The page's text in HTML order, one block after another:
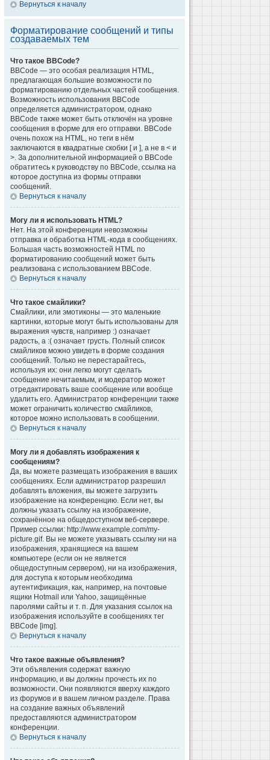
Вернуться к началу
Форматирование сообщений и типы
создаваемых тем
Что такое BBCode?
BBCode — это особая реализация HTML,
предлагающая большие возможности по
форматированию отдельных частей сообщения.
Возможность использования BBCode
определяется администратором, однако
BBCode также может быть отключён на уровне
сообщения в форме для его отправки. BBCode
очень похож на HTML, но теги в нём
заключаются в квадратные скобки [ и ], а не в < и
>. За дополнительной информацией о BBCode
обратитесь к руководству по BBCode, ссылка на
которое доступна из формы отправки
сообщений.
Вернуться к началу
Могу ли я использовать HTML?
Нет. На этой конференции невозможны
отправка и обработка HTML-кода в сообщениях.
Большая часть возможностей HTML по
форматированию сообщений может быть
реализована с использованием BBCode.
Вернуться к началу
Что такое смайлики?
Смайлики, или эмотиконы — это маленькие
картинки, которые могут быть использованы для
выражения чувств, например :) означает
радость, а :( означает грусть. Полный список
смайликов можно увидеть в форме создания
сообщений. Только не перестарайтесь,
используя их: они легко могут сделать
сообщение нечитаемым, и модератор может
отредактировать ваше сообщение или вообще
удалить его. Администратор конференции также
может ограничить количество смайликов,
которое можно использовать в сообщении.
Вернуться к началу
Могу ли я добавлять изображения к
сообщениям?
Да, вы можете размещать изображения в ваших
сообщениях. Если администратор разрешил
добавлять вложения, вы можете загрузить
изображение на конференцию. Если нет, вы
должны указать ссылку на изображение,
сохранённое на общедоступном веб-сервере.
Пример ссылки: http://www.example.com/my-
picture.gif. Вы не можете указывать ссылку ни на
изображения, хранящиеся на вашем
компьютере (если он не является
общедоступным сервером), ни на изображения,
для доступа к которым необходима
аутентификация, как, например, на почтовые
ящики Hotmail или Yahoo, защищённые
паролями сайты и т. п. Для указания ссылок на
изображения используйте в сообщениях тег
BBCode [img].
Вернуться к началу
Что такое важные объявления?
Эти объявления содержат важную
информацию, и вы должны прочесть их по
возможности. Они появляются вверху каждого
из форумов и в вашем личном разделе. Права
на создание важных объявлений
предоставляются администратором
конференции.
Вернуться к началу